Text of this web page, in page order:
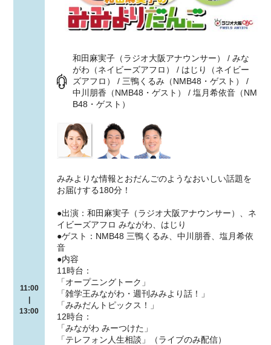
11:00
13:00
和田麻実子（ラジオ大阪アナウンサー） / みな
がわ（ネイビーズアフロ） / はじり（ネイビー
ズアフロ） / 三鴨くるみ（NMB48・ゲスト） /
中川朋香（NMB48・ゲスト） / 塩月希依音（NM
B48・ゲスト）
みみよりな情報とおだんごのようなおいしい話題を
お届けする180分！
●出演：和田麻実子（ラジオ大阪アナウンサー）、ネ
イビーズアフロ みながわ、はじり
●ゲスト：NMB48 三鴨くるみ、中川朋香、塩月希依
音
●内容
11時台：
「オープニングトーク」
「雑学王みながわ・週刊みみより話！」
「みみだんトピックス！」
12時台：
「みながわ みーつけた」
「テレフォン人生相談」（ライブのみ配信）